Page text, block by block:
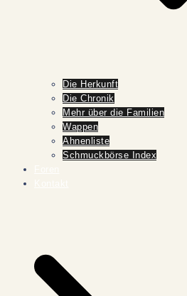
Die Herkunft
Die Chronik
Mehr über die Familien
Wappen
Ahnenliste
Schmuckbörse Index